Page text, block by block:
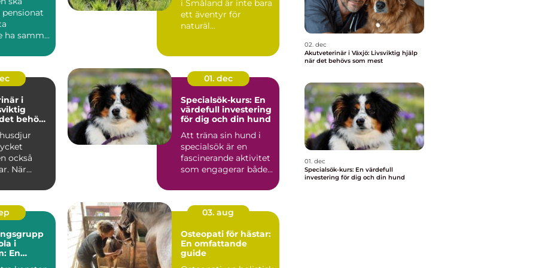
pensionat
ha samma
i Småland är inte bara
ett äventyr för
naturäl...
i
behövs
också
När
01. dec
Specialsök-kurs: En
värdefull investering
för dig och din hund
Att träna sin hund i
specialsök är en
fascinerande aktivitet
som engagerar både...
i
En
03. aug
Osteopati för hästar:
En omfattande
guide
02. dec
Akutveterinär i Växjö: Livsviktig hjälp
när det behövs som mest
01. dec
Specialsök-kurs: En värdefull
investering för dig och din hund